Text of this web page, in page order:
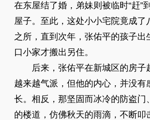
在东屋结了婚，弟妹则被临时“赶”
屋子。至此，这处小小宅院竟成了
之所，直到次年，张佑平的孩子出
口小家才搬出另住。
后来，张佑平在新城区的房子
越来越气派，但他的内心，并没有
长。相反，那坚固而冰冷的防盗门
的楼道，仿佛秋天的雨滴，不断叩